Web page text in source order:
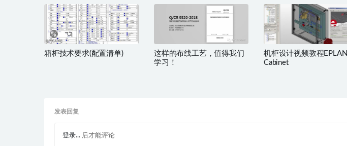
箱柜技术要求(配置清单)
这样的布线工艺，值得我们
学习！
机柜设计视频教程EPLAN
Cabinet
发表回复
登录... 后才能评论